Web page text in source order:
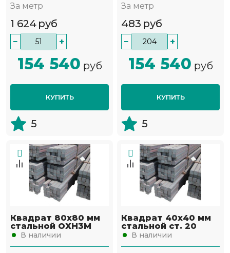
За метр
1 624 руб
− +
154 540 руб
КУПИТЬ
5
За метр
483 руб
− +
154 540 руб
КУПИТЬ
5
Квадрат 80х80 мм
стальной ОХН3М
В наличии
Квадрат 40х40 мм
стальной ст. 20
В наличии